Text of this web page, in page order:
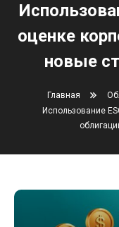
оценке
новые
Главная
Использование